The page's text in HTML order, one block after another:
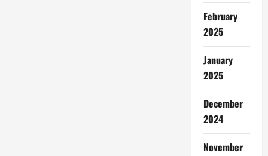
February
2025
January
2025
December
2024
November